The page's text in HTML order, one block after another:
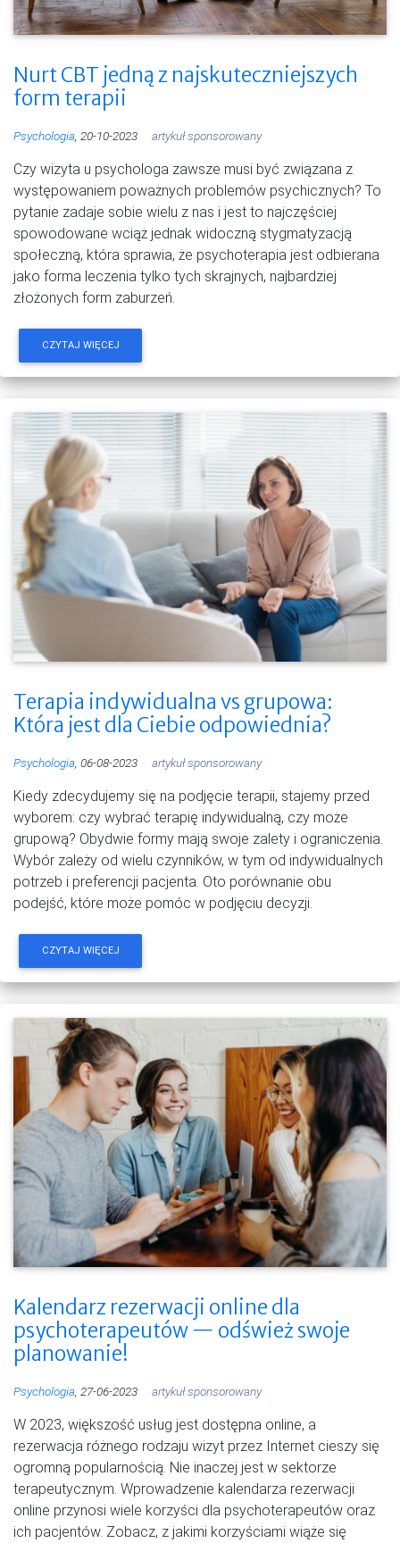
Nurt CBT jedną z najskuteczniejszych
form terapii
Psychologia , 20-10-2023 artykuł sponsorowany
Czy wizyta u psychologa zawsze musi być związana z
występowaniem poważnych problemów psychicznych? To
pytanie zadaje sobie wielu z nas i jest to najczęściej
spowodowane wciąż jednak widoczną stygmatyzacją
społeczną, która sprawia, że psychoterapia jest odbierana
jako forma leczenia tylko tych skrajnych, najbardziej
złożonych form zaburzeń.
CZYTAJ WIĘCEJ
Terapia indywidualna vs grupowa:
Która jest dla Ciebie odpowiednia?
Psychologia , 06-08-2023 artykuł sponsorowany
Kiedy zdecydujemy się na podjęcie terapii, stajemy przed
wyborem: czy wybrać terapię indywidualną, czy może
grupową? Obydwie formy mają swoje zalety i ograniczenia.
Wybór zależy od wielu czynników, w tym od indywidualnych
potrzeb i preferencji pacjenta. Oto porównanie obu
podejść, które może pomóc w podjęciu decyzji.
CZYTAJ WIĘCEJ
Kalendarz rezerwacji online dla
psychoterapeutów — odśwież swoje
planowanie!
Psychologia , 27-06-2023 artykuł sponsorowany
W 2023, większość usług jest dostępna online, a
rezerwacja różnego rodzaju wizyt przez Internet cieszy się
ogromną popularnością. Nie inaczej jest w sektorze
terapeutycznym. Wprowadzenie kalendarza rezerwacji
online przynosi wiele korzyści dla psychoterapeutów oraz
ich pacjentów. Zobacz, z jakimi korzyściami wiąże się